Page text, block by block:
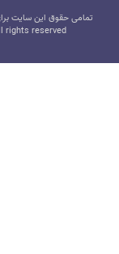
تمامی حقوق این سایت
rights reserved